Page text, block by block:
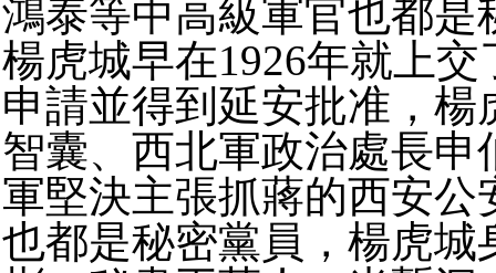
鴻泰等中高級軍官也都是
楊虎城早在1926年就上
申請並得到延安批准，楊
智囊、西北軍政治處長申
軍堅決主張抓蔣的西安公
也都是秘密黨員，楊虎城